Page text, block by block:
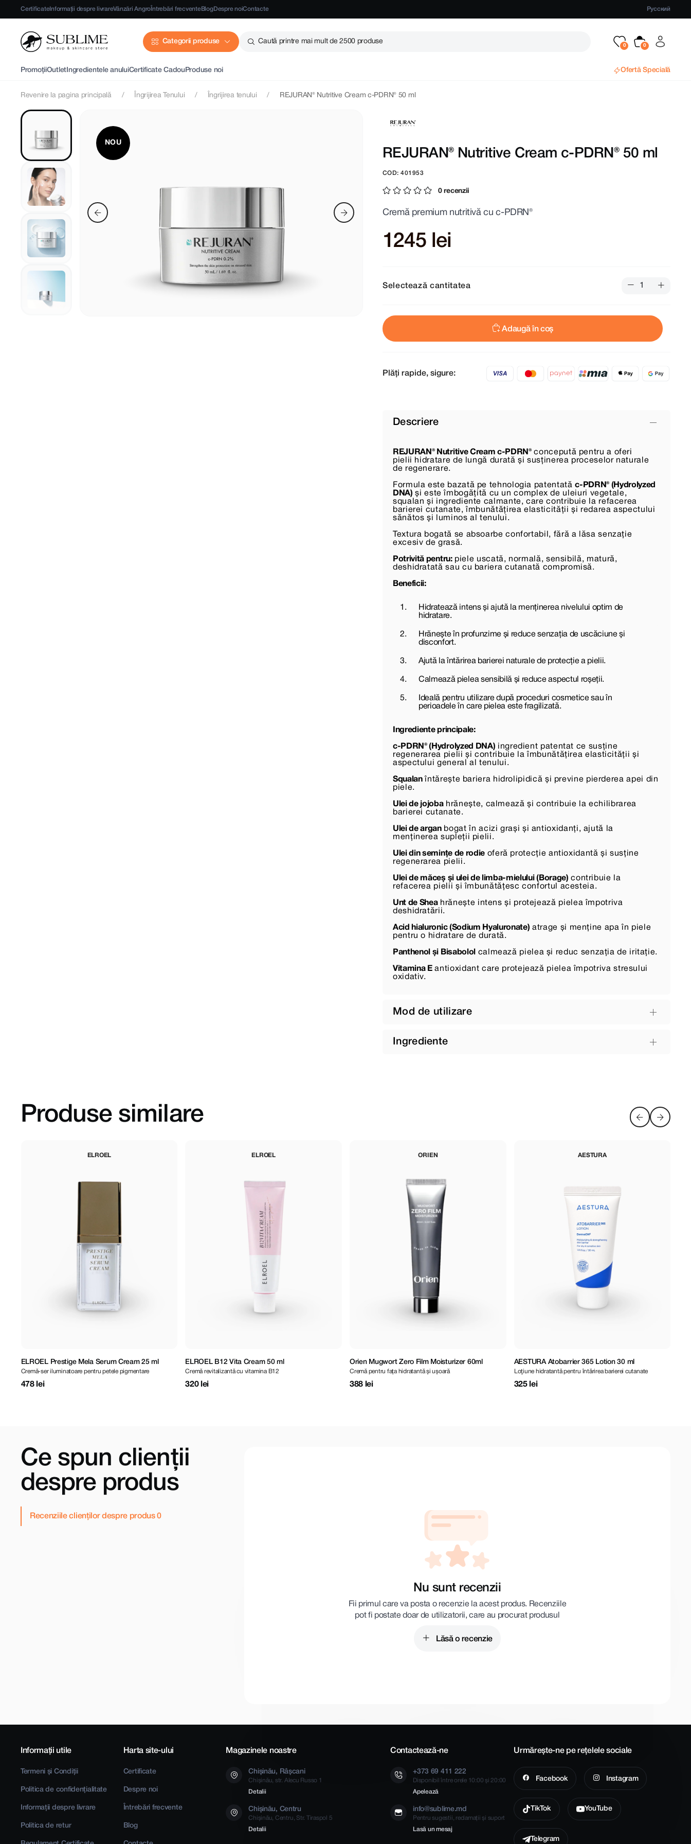
CertificateInformații despre livrareVânzări Angro Întrebări frecventeBlogDespre noiContacte Русский
Categorii produse Caută printre mai mult de 2500 produse
PromoțiiOutlet Ingredientele anuluiCertificate CadouProduse noi Ofertă Specială
Revenire la pagina principală Îngrijirea Tenului Îngrijirea tenului REJURAN® Nutritive Cream c-PDRN® 50 ml
NOU
REJURAN® Nutritive Cream c-PDRN® 50 ml
COD: 401953
0 recenzii
Cremă premium nutritivă cu c-PDRN®
1245 lei
Selectează cantitatea
Adaugă în coș
Plăți rapide, sigure:
Descriere
REJURAN® Nutritive Cream c-PDRN®concepută pentru a oferi
pielii hidratare de lungă durată și susținerea proceselor naturale
de regenerare.
Formula este bazată pe tehnologia patentatăc-PDRN® (Hydrolyzed
DNA) și este îmbogățită cu un complex de uleiuri vegetale,
squalan și ingrediente calmante, care contribuie la refacerea
barierei cutanate, îmbunătățirea elasticității și redarea aspectului
sănătos și luminos al tenului.
Textura bogată se absoarbe confortabil, fără a lăsa senzație
excesiv de grasă.
Potrivită pentru:piele uscată, normală, sensibilă, matură,
deshidratată sau cu bariera cutanată compromisă.
Beneficii:
Hidratează intens și ajută la menținerea nivelului optim de
hidratare.
Hrănește în profunzime și reduce senzația de uscăciune și
disconfort.
Ajută la întărirea barierei naturale de protecție a pielii.
Calmează pielea sensibilă și reduce aspectul roșeții.
Ideală pentru utilizare după proceduri cosmetice sau în
perioadele în care pielea este fragilizată.
Ingrediente principale:
c-PDRN® (Hydrolyzed DNA) ingredient patentat ce susține
regenerarea pielii și contribuie la îmbunătățirea elasticității și
aspectului general al tenului.
Squalanîntărește bariera hidrolipidică și previne pierderea apei din
piele.
Ulei de jojobahrănește, calmează și contribuie la echilibrarea
barierei cutanate.
Ulei de arganbogat în acizi grași și antioxidanți, ajută la
menținerea supleții pielii.
Ulei din semințe de rodie oferă protecție antioxidantă și susține
regenerarea pielii.
Ulei de măceș și ulei de limba-mielului (Borage) contribuie la
refacerea pielii și îmbunătățesc confortul acesteia.
Unt de Sheahrănește intens și protejează pielea împotriva
deshidratării.
Acid hialuronic (Sodium Hyaluronate) atrage și menține apa în piele
pentru o hidratare de durată.
Panthenol și Bisabolol calmează pielea și reduc senzația de iritație.
Vitamina Eantioxidant care protejează pielea împotriva stresului
oxidativ.
Mod de utilizare
Ingrediente
Produse similare
ELROEL
ELROEL Prestige Mela Serum Cream 25 ml
Cremă-ser iluminatoare pentru petele pigmentare
478 lei
ELROEL
ELROEL B12 Vita Cream 50 ml
Cremă revitalizantă cu vitamina B12
320 lei
ORIEN
Orien Mugwort Zero Film Moisturizer 60ml
Cremă pentru fața hidratantă și ușoară
388 lei
AESTURA
AESTURA Atobarrier 365 Lotion 30 ml
Loţiune hidratantă pentru întărirea barierei cutanate
325 lei
Ce spun clienții
despre produs
Recenziile clienților despre produs
Nu sunt recenzii
Fii primul care va posta o recenzie la acest produs. Recenziile
pot fi postate doar de utilizatorii, care au procurat produsul
Lăsă o recenzie
Informații utile
Termeni și Condiții
Politica de confidențialitate
Informații despre livrare
Politica de retur
Harta site-ului
Certificate
Despre noi
Întrebări frecvente
Blog
Magazinele noastre
Chișinău, Râșcani
Chișinău, str. Alecu Russo 1
Detalii
Chișinău, Centru
Chișinău, Centru, Str. Tiraspol 5
Detalii
Contactează-ne
+373 69 411 222
Disponibil între orele 10:00 și 20:00
Apelează
info@sublime.md
Pentru sugestii, reclamații și suport
Lasă un mesaj
Urmărește-ne pe rețelele sociale
Facebook Instagram
TikTok YouTube
Telegram